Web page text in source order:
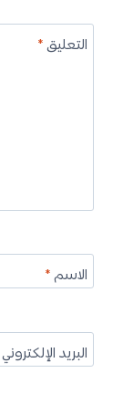
التعليق*
الاسم*
البريد الإلكتروني